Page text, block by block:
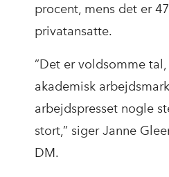
procent, mens det er
privatansatte.
”Det er voldsomme
akademisk
arbejdspresset nogle
stort,” siger Janne
DM.